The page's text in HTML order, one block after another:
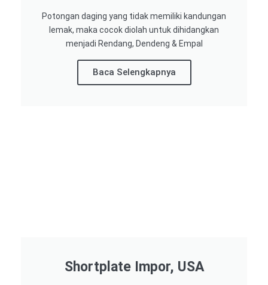
Potongan daging yang tidak memiliki kandungan
lemak, maka cocok diolah untuk dihidangkan
menjadi Rendang, Dendeng & Empal
Baca Selengkapnya
Shortplate Impor, USA